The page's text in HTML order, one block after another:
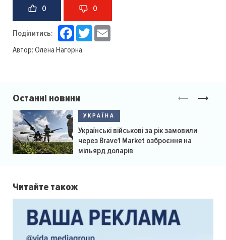
0 0
Поділитись: Facebook
Twitter
Автор: Олена Нагорна
Останні новини
УКРАЇНА
Українські військові за рік замовили
через Brave1 Market озброєння на
мільярд доларів
Читайте також